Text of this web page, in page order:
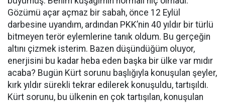
Gözümü açar açmaz bir sabah, önce 12 Eylül
darbesine uyandım, ardından PKK’nin 40 yıldır bir türlü
bitmeyen terör eylemlerine tanık oldum. Bu gerçeğin
altını çizmek isterim. Bazen düşündüğüm oluyor,
enerjisini bu kadar heba eden başka bir ülke var mıdır
acaba? Bugün Kürt sorunu başlığıyla konuşulan şeyler,
kırk yıldır sürekli tekrar edilerek konuşuldu, tartışıldı.
Kürt sorunu, bu ülkenin en çok tartışılan, konuşulan